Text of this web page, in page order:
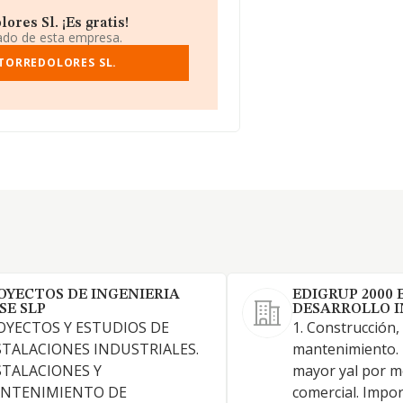
Sl. ¡Es gratis!
de esta empresa.
SL.
DE INGENIERIA
SLP
Y ESTUDIOS DE
INDUSTRIALES.
Y
DE
EDIGRUP 2000
DESARROLLO
1.
mantenimiento.
mayor yal por
comercial.